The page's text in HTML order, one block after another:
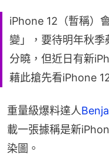
iPhone 12（暫稱）
變」，要待明年秋
分曉，但近日有新
藉此搶先看iPhone
重量級爆料達人
載一張據稱是新
染圖。